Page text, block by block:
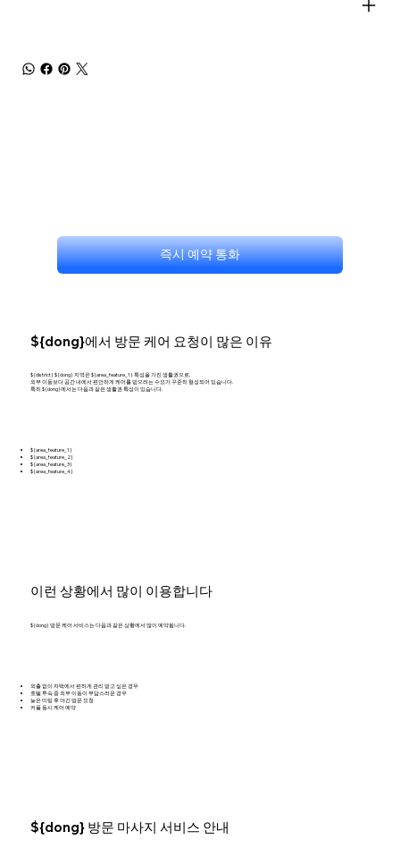
즉시 예약 통화
${dong}에서 방문 케어 요청이 많은 이유
${district} ${dong} 지역은 ${area_feature_1} 특성을 가진 생활권으로,
외부 이동보다 공간 내에서 편안하게 케어를 받으려는 수요가 꾸준히 형성되어 있습니다.
특히 ${dong}에서는 다음과 같은 생활권 특성이 있습니다.
${area_feature_1}
${area_feature_2}
${area_feature_3}
${area_feature_4}
이런 상황에서 많이 이용합니다
${dong} 방문 케어 서비스는 다음과 같은 상황에서 많이 예약됩니다.
외출 없이 자택에서 편하게 관리 받고 싶은 경우
호텔 투숙 중 외부 이동이 부담스러운 경우
늦은 미팅 후 야간 방문 요청
커플 동시 케어 예약
${dong} 방문 마사지 서비스 안내